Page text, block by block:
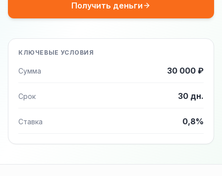
Получить деньги
КЛЮЧЕВЫЕ УСЛОВИЯ
Сумма 30 000 ₽
Срок 30 дн.
Ставка 0,8%